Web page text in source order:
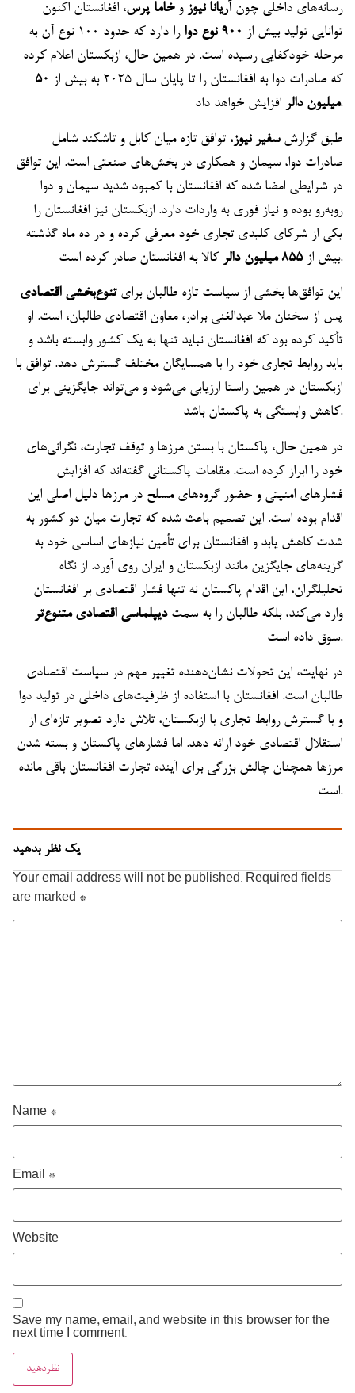
رسانه‌های داخلی چون آریانا نیوز وخاما پرس، افغانستان اکنون
توانایی تولید بیش از ۹۰۰ نوع دوا
را دارد که حدود ۱۰۰ نوع آن به
مرحله خودکفایی رسیده است. در همین حال، ازبکستان اعلام کرده
که صادرات دوا به افغانستان را تا پایان سال ۲۰۲۵ به بیش از
۵۰
میلیون دالرافزایش خواهد داد.
طبق گزارشسفیر نیوز، توافق تازه میان کابل و تاشکند شامل
صادرات دوا، سیمان و همکاری در بخش‌های صنعتی است. این توافق
در شرایطی امضا شده که افغانستان با کمبود شدید سیمان و دوا
روبه‌رو بوده و نیاز فوری به واردات دارد. ازبکستان نیز افغانستان را
یکی از شرکای کلیدی تجاری خود معرفی کرده و در ده ماه گذشته
بیش از۸۵۵ میلیون دالر کالا به افغانستان صادر کرده است.
این توافق‌ها بخشی از سیاست تازه طالبان برایتنوع‌بخشی اقتصادی
پس از سخنان ملا عبدالغنی برادر، معاون اقتصادی طالبان، است. او
تأکید کرده بود که افغانستان نباید تنها به یک کشور وابسته باشد و
باید روابط تجاری خود را با همسایگان مختلف گسترش دهد. توافق با
ازبکستان در همین راستا ارزیابی می‌شود و می‌تواند جایگزینی برای
کاهش وابستگی به پاکستان باشد.
در همین حال، پاکستان با بستن مرزها و توقف تجارت، نگرانی‌های
خود را ابراز کرده است. مقامات پاکستانی گفته‌اند که افزایش
فشارهای امنیتی و حضور گروه‌های مسلح در مرزها دلیل اصلی این
اقدام بوده است. این تصمیم باعث شده که تجارت میان دو کشور به
شدت کاهش یابد و افغانستان برای تأمین نیازهای اساسی خود به
گزینه‌های جایگزین مانند ازبکستان و ایران روی آورد. از نگاه
تحلیلگران، این اقدام پاکستان نه تنها فشار اقتصادی بر افغانستان
وارد می‌کند، بلکه طالبان را به سمتدیپلماسی اقتصادی متنوع‌تر
سوق داده است.
در نهایت، این تحولات نشان‌دهنده تغییر مهم در سیاست اقتصادی
طالبان است. افغانستان با استفاده از ظرفیت‌های داخلی در تولید دوا
و با گسترش روابط تجاری با ازبکستان، تلاش دارد تصویر تازه‌ای از
استقلال اقتصادی خود ارائه دهد. اما فشارهای پاکستان و بسته شدن
مرزها همچنان چالش بزرگی برای آینده تجارت افغانستان باقی مانده
است.
یک نظر بدهید
Your email address will not be published. Required fields
are marked *
Name *
Email *
Website
Save my name, email, and website in this browser for the
next time I comment.